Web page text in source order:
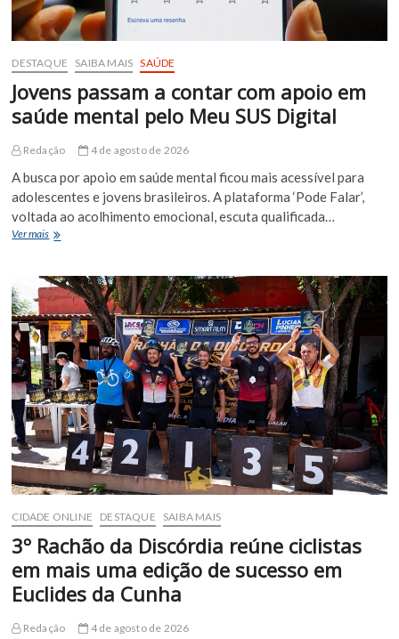
DESTAQUE SAIBA MAIS SAÚDE
Jovens passam a contar com apoio em
saúde mental pelo Meu SUS Digital
Redação 4 de agosto de 2026
A busca por apoio em saúde mental ficou mais acessível para
adolescentes e jovens brasileiros. A plataforma ‘Pode Falar’,
voltada ao acolhimento emocional, escuta qualificada…
Ver maisJovens
contar
com
apoio
em
saúde
mental
pelo
Meu
SUS
Digital
CIDADE ONLINE DESTAQUE SAIBA MAIS
3º Rachão da Discórdia reúne ciclistas
em mais uma edição de sucesso em
Euclides da Cunha
Redação 4 de agosto de 2026